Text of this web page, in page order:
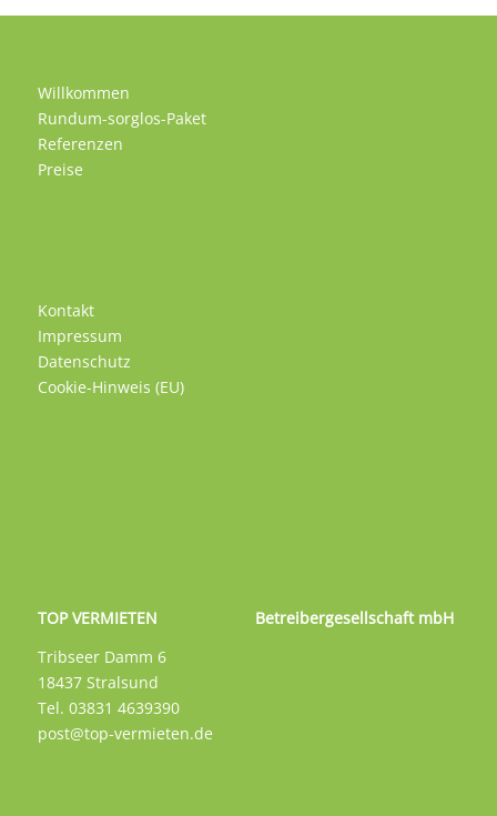
Willkommen
Rundum-sorglos-Paket
Referenzen
Preise
Kontakt
Impressum
Datenschutz
Cookie-Hinweis (EU)
TOP VERMIETEN Betreibergesellschaft mbH
Tribseer Damm 6
18437 Stralsund
Tel. 03831 4639390
post@top-vermieten.de